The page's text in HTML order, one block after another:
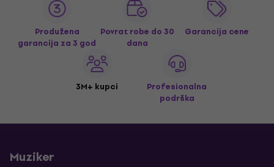
Produžena
garancija za 3 god
Povrat robe do 30
dana
Garancija cene
3M+ kupci
Profesionalna
podrška
Muziker